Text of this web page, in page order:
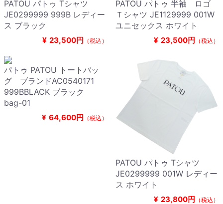
PATOU パトゥ Tシャツ
JE0299999 999B レディー
ス ブラック
¥ 23,500円 （税込）
PATOU パトゥ 半袖 ロゴ
Ｔシャツ JE1129999 001W
ユニセックス ホワイト
¥ 23,500円 （税込）
パトゥ PATOU トートバッ
グ ブランドAC0540171
999BBLACK ブラック
bag-01
¥ 64,600円 （税込）
PATOU パトゥ Tシャツ
JE0299999 001W レディー
ス ホワイト
¥ 23,800円 （税込）